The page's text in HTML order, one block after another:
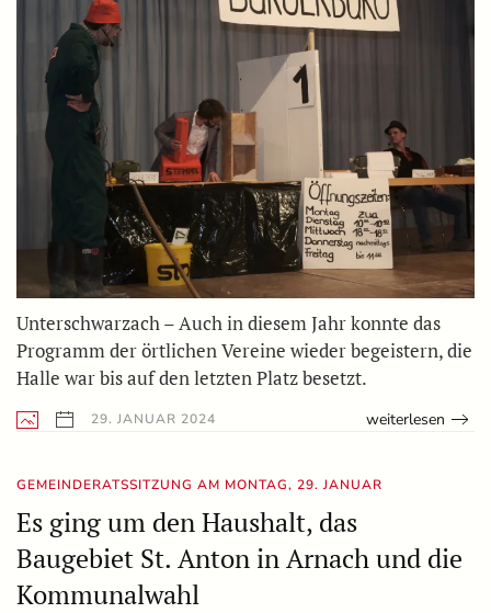
Unterschwarzach – Auch in diesem Jahr konnte das
Programm der örtlichen Vereine wieder begeistern, die
Halle war bis auf den letzten Platz besetzt.
29. JANUAR 2024 weiterlesen
GEMEINDERATSSITZUNG AM MONTAG, 29. JANUAR
Es ging um den Haushalt, das
Baugebiet St. Anton in Arnach und die
Kommunalwahl